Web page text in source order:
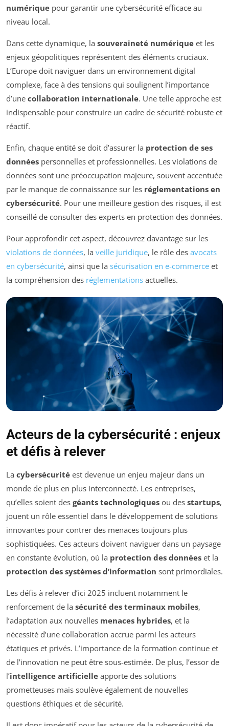
numérique pour garantir une cybersécurité efficace au
niveau local.
Dans cette dynamique, la souveraineté numérique et les
enjeux géopolitiques représentent des éléments cruciaux.
L’Europe doit naviguer dans un environnement digital
complexe, face à des tensions qui soulignent l’importance
d’une collaboration internationale. Une telle approche est
indispensable pour construire un cadre de sécurité robuste et
réactif.
Enfin, chaque entité se doit d’assurer la protection de ses
données personnelles et professionnelles. Les violations de
données sont une préoccupation majeure, souvent accentuée
par le manque de connaissance sur les réglementations en
cybersécurité. Pour une meilleure gestion des risques, il est
conseillé de consulter des experts en protection des données.
Pour approfondir cet aspect, découvrez davantage sur les
violations de données, la veille juridique, le rôle des avocats
en cybersécurité, ainsi que la sécurisation en e-commerce et
la compréhension des réglementations actuelles.
Acteurs de la cybersécurité : enjeux
et défis à relever
La cybersécurité est devenue un enjeu majeur dans un
monde de plus en plus interconnecté. Les entreprises,
qu’elles soient des géants technologiques ou des startups,
jouent un rôle essentiel dans le développement de solutions
innovantes pour contrer des menaces toujours plus
sophistiquées. Ces acteurs doivent naviguer dans un paysage
en constante évolution, où la protection des données et la
protection des systèmes d’information sont primordiales.
Les défis à relever d’ici 2025 incluent notamment le
renforcement de la sécurité des terminaux mobiles,
l’adaptation aux nouvelles menaces hybrides, et la
nécessité d’une collaboration accrue parmi les acteurs
étatiques et privés. L’importance de la formation continue et
de l’innovation ne peut être sous-estimée. De plus, l’essor de
l’intelligence artificielle apporte des solutions
prometteuses mais soulève également de nouvelles
questions éthiques et de sécurité.